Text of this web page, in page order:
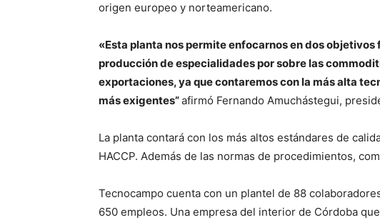
origen europeo y norteamericano.
«Esta planta nos permite enfocarnos en dos
producción de especialidades por sobre las
exportaciones, ya que contaremos con la más alta
más exigentes”afirmó Fernando Amuchástegui,
La planta contará con los más altos estándares de
HACCP. Además de las normas de procedimientos,
Tecnocampo cuenta con un plantel de 88
650 empleos. Una empresa del interior de Córdoba